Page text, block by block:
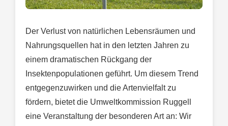
Der Verlust von natürlichen Lebensräumen und
Nahrungsquellen hat in den letzten Jahren zu
einem dramatischen Rückgang der
Insektenpopulationen geführt. Um diesem Trend
entgegenzuwirken und die Artenvielfalt zu
fördern, bietet die Umweltkommission Ruggell
eine Veranstaltung der besonderen Art an: Wir